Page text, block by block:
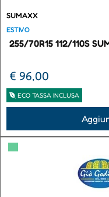
SUMAXX
ESTIVO
255/70R15 112/110S
€ 96,00
ECO TASSA INCLUSA
▀